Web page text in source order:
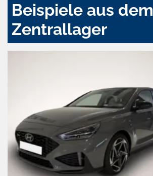
Beispiele aus dem
Zentrallager